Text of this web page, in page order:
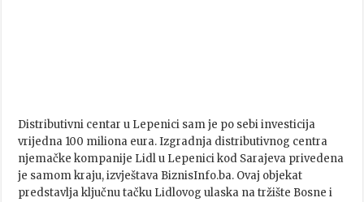
Distributivni centar u Lepenici sam je po sebi investicija
vrijedna 100 miliona eura. Izgradnja distributivnog centra
njemačke kompanije Lidl u Lepenici kod Sarajeva privedena
je samom kraju, izvještava BiznisInfo.ba. Ovaj objekat
predstavlja ključnu tačku Lidlovog ulaska na tržište Bosne i